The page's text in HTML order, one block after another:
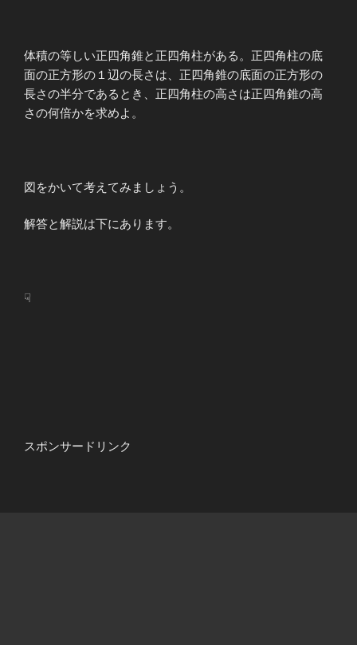
体積の等しい正四角錐と正四角柱がある。正四角柱の底
面の正方形の１辺の長さは、正四角錐の底面の正方形の
長さの半分であるとき、正四角柱の高さは正四角錐の高
さの何倍かを求めよ。
図をかいて考えてみましょう。
解答と解説は下にあります。
☟
スポンサードリンク